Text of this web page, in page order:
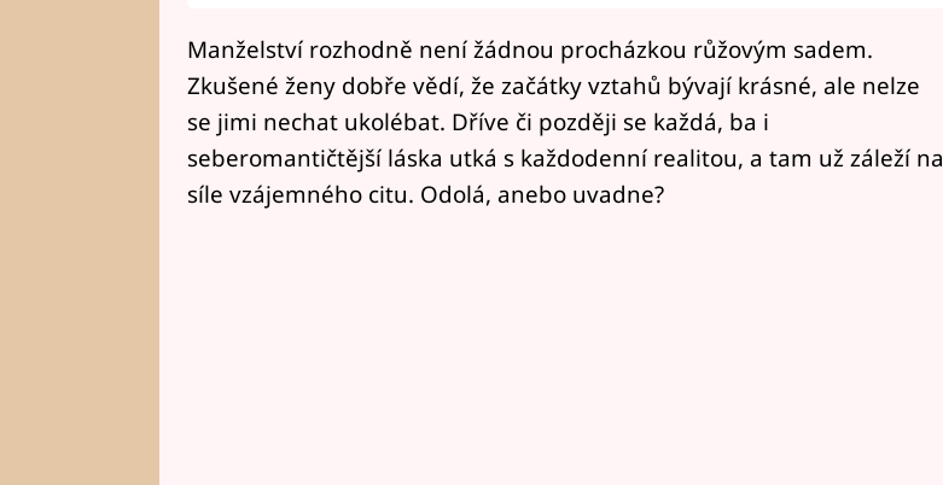
Manželství rozhodně není žádnou procházkou růžovým sadem.
Zkušené ženy dobře vědí, že začátky vztahů bývají krásné, ale nelze
se jimi nechat ukolébat. Dříve či později se každá, ba i
seberomantičtější láska utká s každodenní realitou, a tam už záleží na
síle vzájemného citu. Odolá, anebo uvadne?